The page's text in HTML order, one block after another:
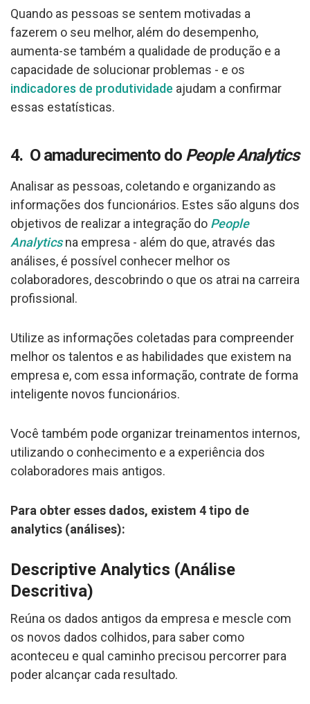
Quando as pessoas se sentem motivadas a
fazerem o seu melhor, além do desempenho,
aumenta-se também a qualidade de produção e a
capacidade de solucionar problemas - e os
indicadores de produtividade ajudam a confirmar
essas estatísticas.
4. O amadurecimento do People Analytics
Analisar as pessoas, coletando e organizando as
informações dos funcionários. Estes são alguns dos
objetivos de realizar a integração do People
Analyticsna empresa - além do que, através das
análises, é possível conhecer melhor os
colaboradores, descobrindo o que os atrai na carreira
profissional.
Utilize as informações coletadas para compreender
melhor os talentos e as habilidades que existem na
empresa e, com essa informação, contrate de forma
inteligente novos funcionários.
Você também pode organizar treinamentos internos,
utilizando o conhecimento e a experiência dos
colaboradores mais antigos.
Para obter esses dados, existem 4 tipo de
analytics (análises):
Descriptive Analytics (Análise
Descritiva)
Reúna os dados antigos da empresa e mescle com
os novos dados colhidos, para saber como
aconteceu e qual caminho precisou percorrer para
poder alcançar cada resultado.